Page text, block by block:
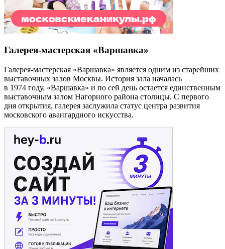
Галерея-мастерская «Варшавка»
Галерея-мастерская «Варшавка» является одним из старейших
выставочных залов Москвы. История зала началась
в 1974 году. «Варшавка» и по сей день остается единственным
выставочным залом Нагорного района столицы. С первого
дня открытия, галерея заслужила статус центра развития
московского авангардного искусства.